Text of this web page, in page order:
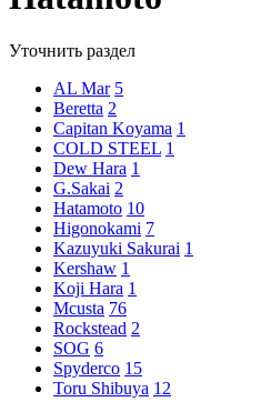
Уточнить раздел
AL Mar 5
Beretta 2
Capitan Koyama 1
COLD STEEL 1
Dew Hara 1
G.Sakai 2
Hatamoto 10
Higonokami 7
Kazuyuki Sakurai 1
Kershaw 1
Koji Hara 1
Mcusta 76
Rockstead 2
SOG 6
Spyderco 15
Toru Shibuya 12